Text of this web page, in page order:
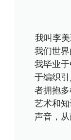
我叫李
我们世界
我毕业
于编织
者拥抱
艺术和
声音，